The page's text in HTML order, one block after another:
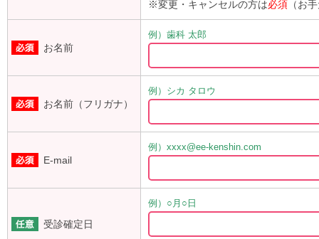
※変更・キャンセルの方は必須 （お
お名前
例）歯科 太郎
お名前（フリガナ）
例）シカ タロウ
E-mail
例）xxxx@ee-kenshin.com
受診確定日
例）○月○日